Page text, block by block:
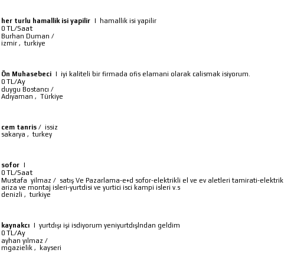
her turlu hamallik isi yapilir |
hamallik isi yapilir
0 TL/Saat
Burhan Duman /
izmir ,turkiye
Ön Muhasebeci | iyi kaliteli bir firmada ofis elamani olarak calismak isiyorum.
0 TL/Ay
duygu Bostancı /
Adıyaman , Türkiye
cem tanris / issiz
sakarya ,turkey
sofor |
0 TL/Saat
Mustafa yilmaz / satış Ve Pazarlama-e+d sofor-elektrikli el ve ev aletleri tamirati-elektrik
ariza ve montaj isleri-yurtdisi ve yurtici isci kampi isleri v.s
denizli ,turkiye
kaynakcı | yurtdışı işi isdiyorum yeniyurtdışlndan geldim
0 TL/Ay
ayhan yılmaz /
mgazielik , kayseri